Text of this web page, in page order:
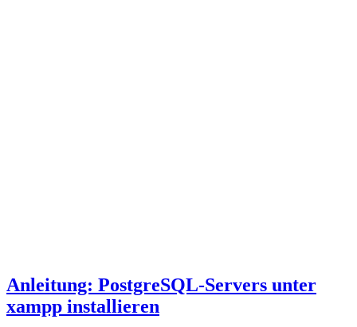
Anleitung: PostgreSQL-Servers unter
xampp installieren